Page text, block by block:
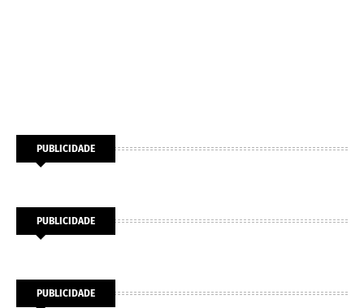
PUBLICIDADE
PUBLICIDADE
PUBLICIDADE